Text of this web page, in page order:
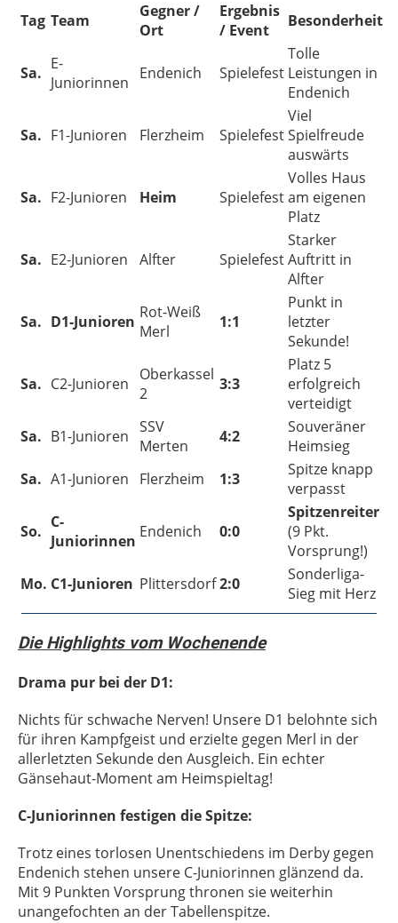
Tag Team
Gegner /
Ort
Ergebnis
/ Event
Besonderheit
Sa. E-
Juniorinnen
Endenich Spielefest
Tolle
Leistungen in
Endenich
Sa. F1-Junioren Flerzheim Spielefest
Viel
Spielfreude
auswärts
Sa. F2-Junioren Heim Spielefest
Volles Haus
am eigenen
Platz
Sa. E2-Junioren Alfter Spielefest
Starker
Auftritt in
Alfter
Sa. D1-Junioren Rot-Weiß
Merl
1:1
Punkt in
letzter
Sekunde!
Sa. C2-Junioren
Oberkassel
2
3:3
Platz 5
erfolgreich
verteidigt
Sa. B1-Junioren SSV
Merten
4:2
Souveräner
Heimsieg
Sa. A1-Junioren Flerzheim 1:3
Spitze knapp
verpasst
So. C-
Juniorinnen Endenich 0:0
Spitzenreiter
(9 Pkt.
Vorsprung!)
Mo. C1-Junioren Plittersdorf2:0
Sonderliga-
Sieg mit Herz
Die Highlights vom Wochenende
Drama pur bei der D1:
Nichts für schwache Nerven! Unsere D1 belohnte sich
für ihren Kampfgeist und erzielte gegen Merl in der
allerletzten Sekunde den Ausgleich. Ein echter
Gänsehaut-Moment am Heimspieltag!
C-Juniorinnen festigen die Spitze:
Trotz eines torlosen Unentschiedens im Derby gegen
Endenich stehen unsere C-Juniorinnen glänzend da.
Mit 9 Punkten Vorsprung thronen sie weiterhin
unangefochten an der Tabellenspitze.